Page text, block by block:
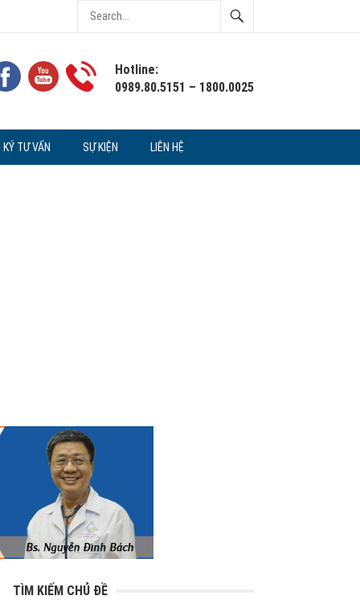
Hotline:
0989.80.5151 – 1800.0025
TƯ VẤN SỰ KIỆN LIÊN HỆ
TÌM KIẾM CHỦ ĐỀ